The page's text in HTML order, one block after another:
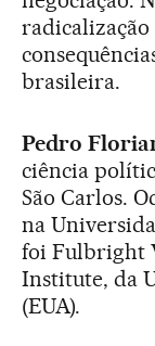
brasileira.
Pedro
ciência
São Carlos.
na
foi Fulbright
Institute, da
(EUA).